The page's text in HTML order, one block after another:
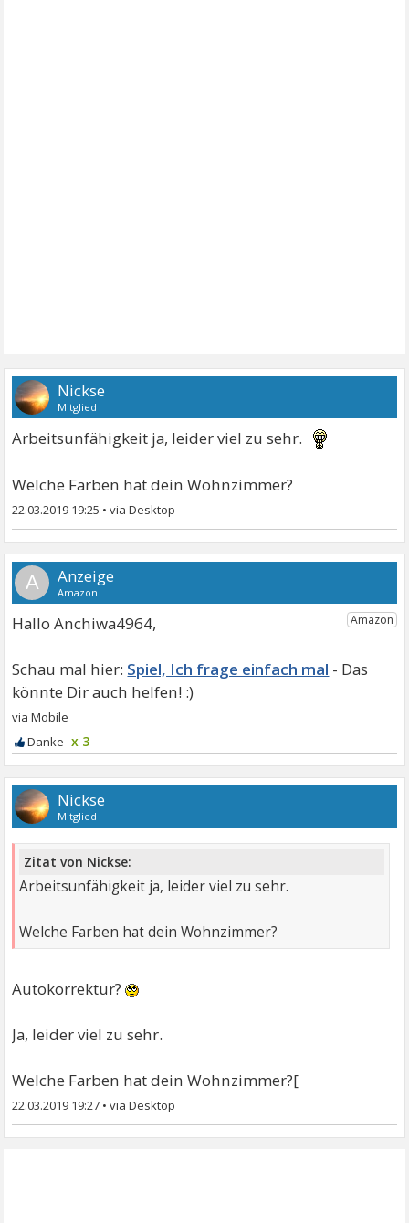
Nickse
Mitglied
Arbeitsunfähigkeit ja, leider viel zu sehr.
Welche Farben hat dein Wohnzimmer?
22.03.2019 19:25 •
A
Hallo Anchiwa4964,
Spiel, Ich frage einfach mal
x 3
Nickse
Mitglied
Zitat von Nickse:
Arbeitsunfähigkeit ja, leider viel zu sehr.
Welche Farben hat dein Wohnzimmer?
Autokorrektur?
Ja, leider viel zu sehr.
Welche Farben hat dein Wohnzimmer?[
22.03.2019 19:27 •